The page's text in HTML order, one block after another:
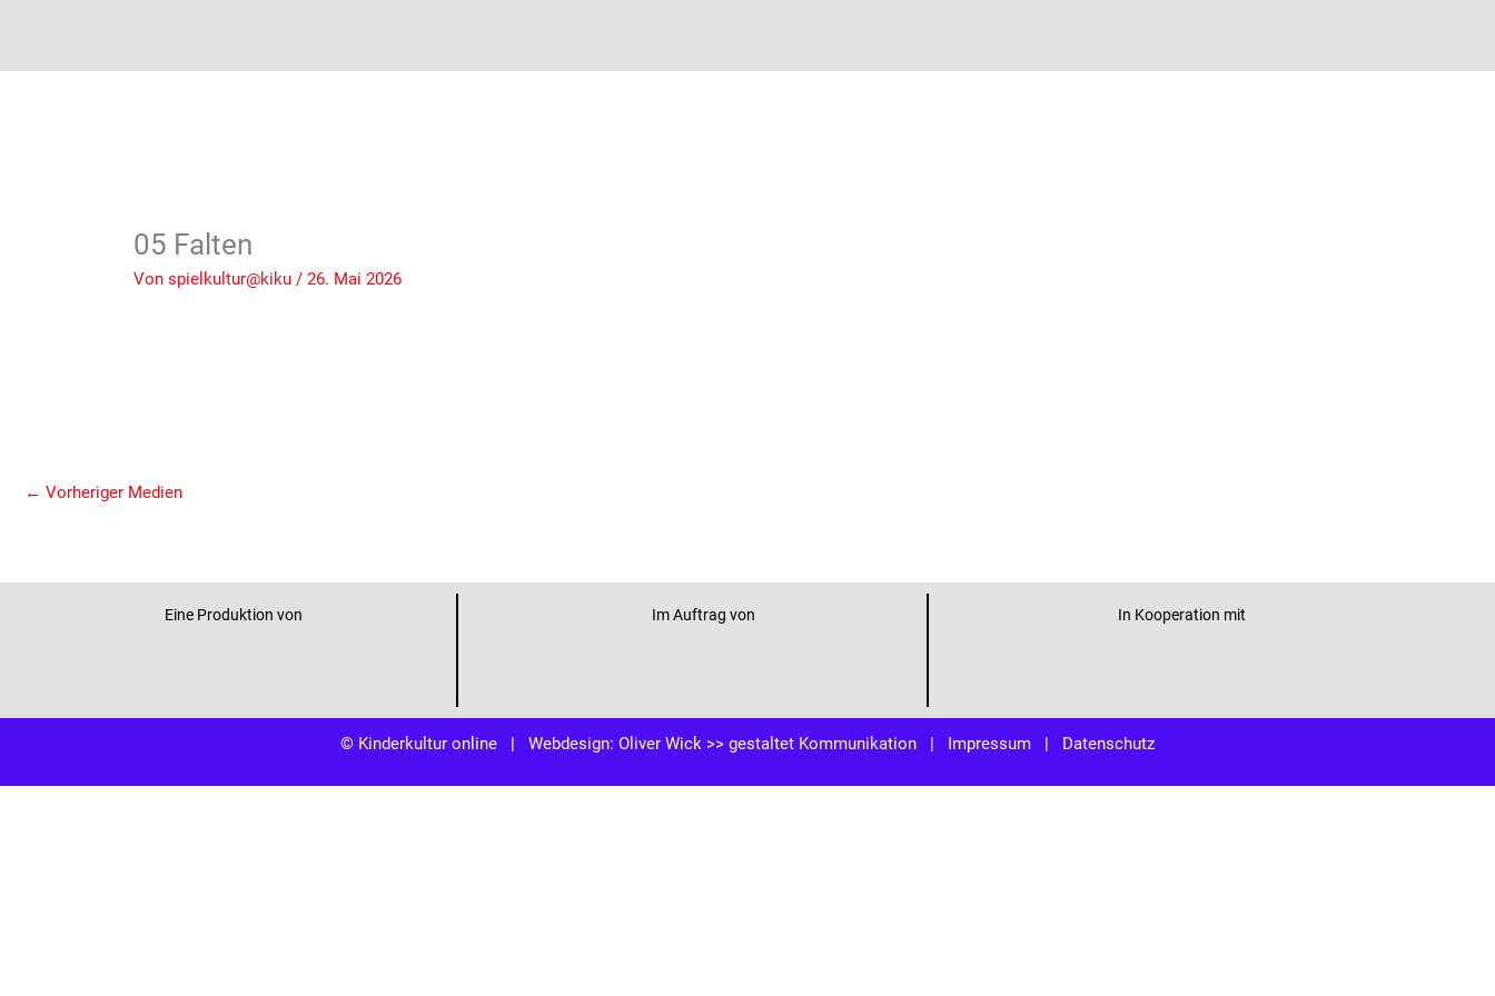
05 Falten
Vonspielkultur@kiku/26. Mai 2026
← Vorheriger Medien
Eine Produktion von Im Auftrag von In Kooperation mit
© Kinderkultur online | Webdesign: Oliver Wick >> gestaltet Kommunikation | Impressum | Datenschutz